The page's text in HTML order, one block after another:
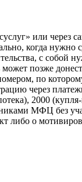
или через
когда
с собой
может позже
по
через
2000
МФЦ без
либо о